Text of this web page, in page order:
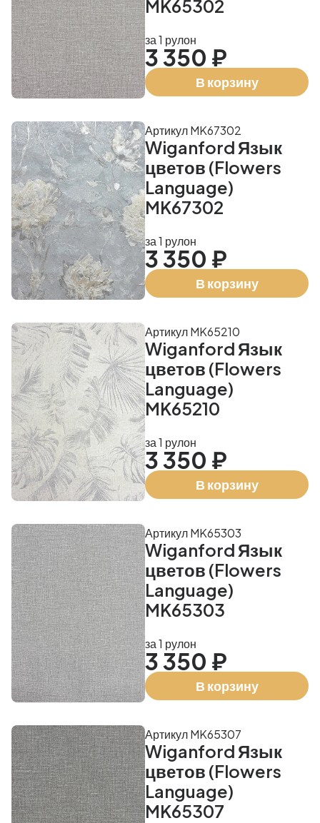
MK65302
за 1 рулон
3 350 ₽
В корзину
Wiganford Язык
цветов (Flowers
Language)
MK67302
Артикул MK67302
за 1 рулон
3 350 ₽
В корзину
Wiganford Язык
цветов (Flowers
Language)
MK65210
Артикул MK65210
за 1 рулон
3 350 ₽
В корзину
Wiganford Язык
цветов (Flowers
Language)
MK65303
Артикул MK65303
за 1 рулон
3 350 ₽
В корзину
Wiganford Язык
цветов (Flowers
Language)
MK65307
Артикул MK65307